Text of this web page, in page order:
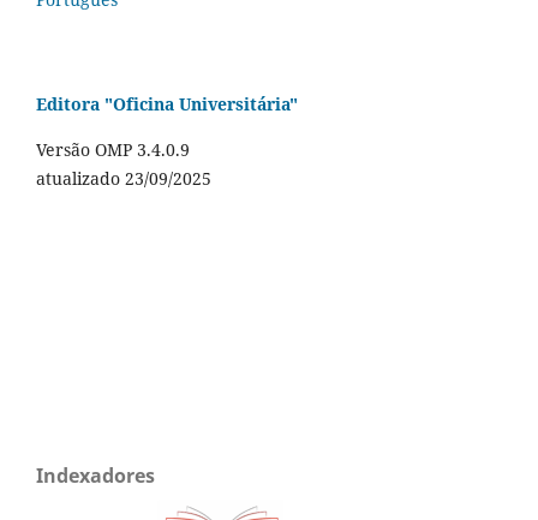
Editora "Oficina Universitária"
Versão OMP 3.4.0.9
atualizado 23/09/2025
Indexadores